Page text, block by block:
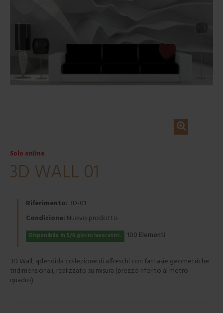
Solo online
3D WALL 01
Riferimento: 3D-01
Condizione: Nuovo prodotto
Disponibile in 5/6 giorni lavorativi. 100 Elementi
3D Wall, splendida collezione di affreschi con fantasie geometriche
tridimensionali, realizzato su misura (prezzo riferito al metro
quadro).